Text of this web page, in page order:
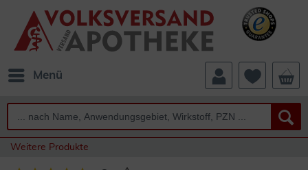
Menü
Weitere Produkte